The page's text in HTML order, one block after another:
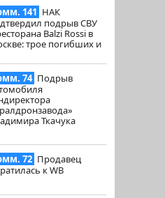
141 НАК
подрыв СВУ
Balzi Rossi в
трое погибших и
74 Подрыв
Ткачука
72 Продавец
к WB